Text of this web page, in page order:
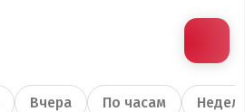
Вчера По часам